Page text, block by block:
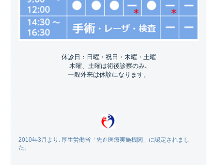
休診日：日曜・祝日・木曜・土曜
木曜、土曜は術後診察のみ､
一般外来は休診になります。
2010年3月より､厚生労働省「先進医療実施機関」に認定されまし
た。